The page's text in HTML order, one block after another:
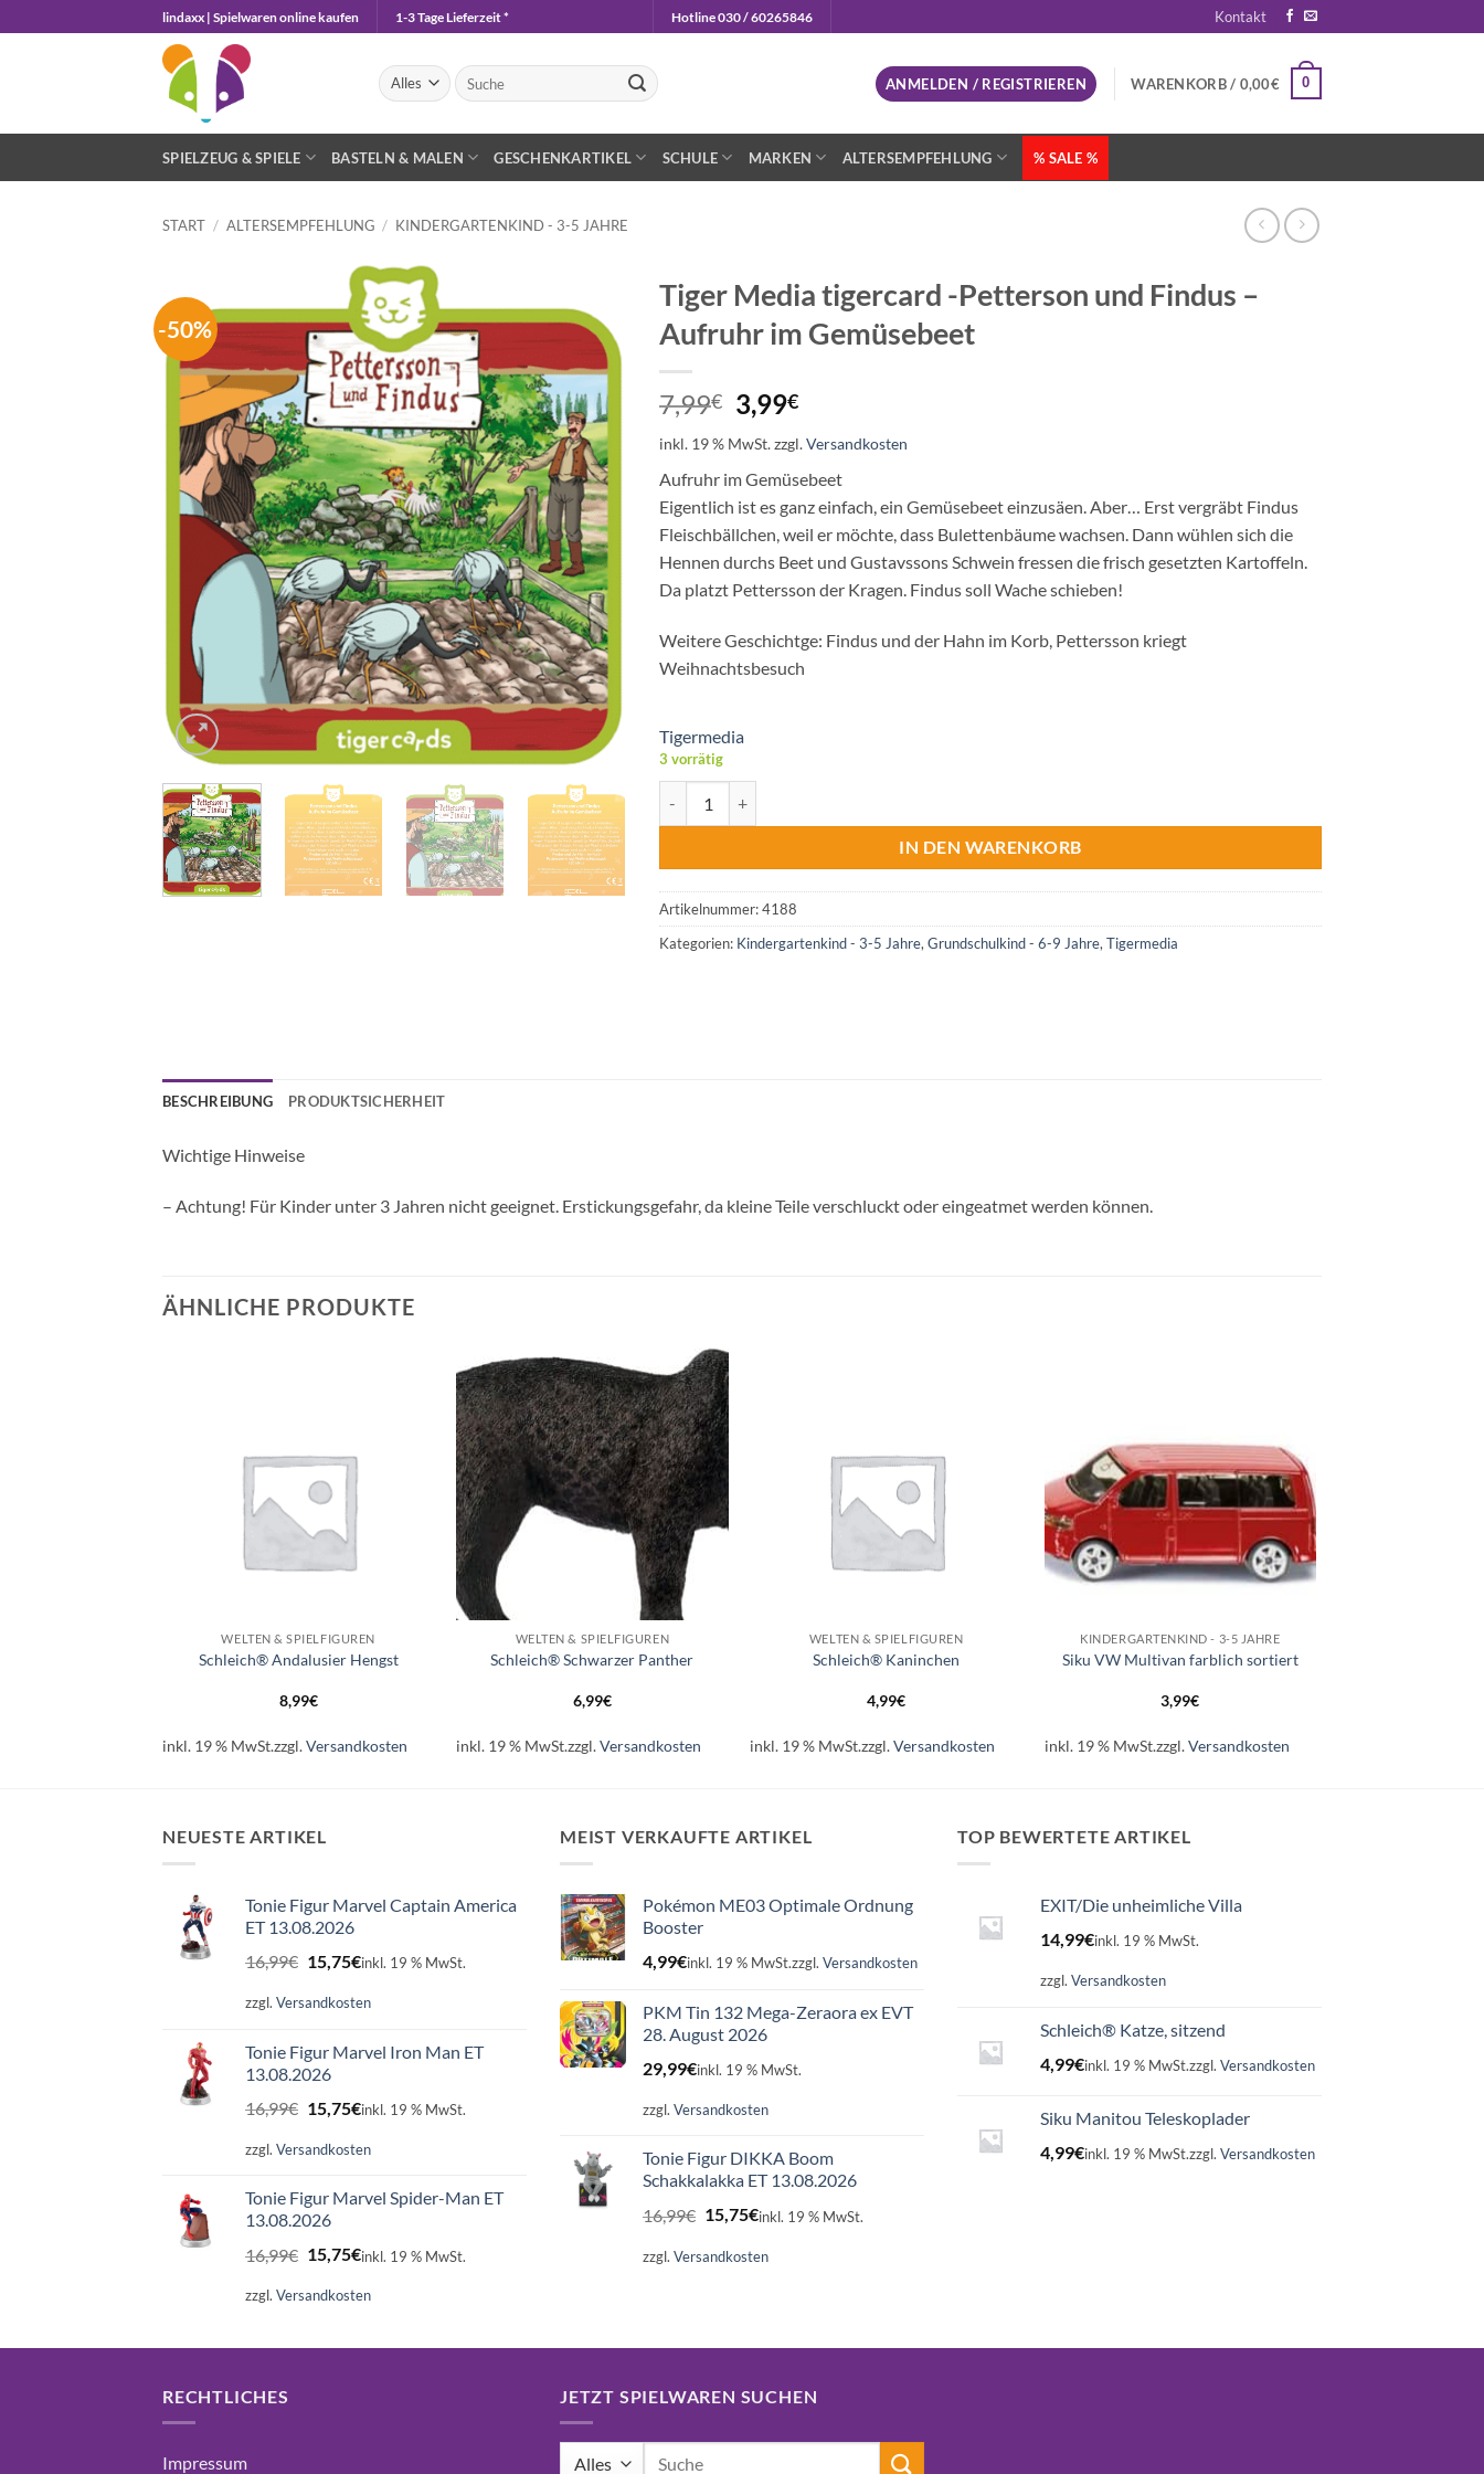
Inhalt
lindaxx | Spielwaren online kaufen 1-3 Tage Lieferzeit * Hotline 030 / 60265846 Kontakt
Suchen
nach:
ANMELDEN / REGISTRIEREN WARENKORB / 0,00€ 0
SPIELZEUG & SPIELE BASTELN & MALEN GESCHENKARTIKEL SCHULE MARKEN ALTERSEMPFEHLUNG % SALE %
START / ALTERSEMPFEHLUNG / KINDERGARTENKIND - 3-5 JAHRE
-50%
Auf die
Wunschliste
Tiger Media tigercard -Petterson und Findus –
Aufruhr im Gemüsebeet
7,99€ Ursprünglicher
Preis
war:
7,99€
3,99€Aktueller
ist:
3,99€.
inkl. 19 % MwSt.zzgl.Versandkosten
Aufruhr im Gemüsebeet
Eigentlich ist es ganz einfach, ein Gemüsebeet einzusäen. Aber… Erst vergräbt Findus
Fleischbällchen, weil er möchte, dass Bulettenbäume wachsen. Dann wühlen sich die
Hennen durchs Beet und Gustavssons Schwein fressen die frisch gesetzten Kartoffeln.
Da platzt Pettersson der Kragen. Findus soll Wache schieben!
Weitere Geschichtge: Findus und der Hahn im Korb, Pettersson kriegt
Weihnachtsbesuch
Tigermedia
3 vorrätig
IN DEN WARENKORB
Artikelnummer:4188
Kategorien: Kindergartenkind - 3-5 Jahre,Grundschulkind - 6-9 Jahre,Tigermedia
BESCHREIBUNG PRODUKTSICHERHEIT
Wichtige Hinweise
– Achtung! Für Kinder unter 3 Jahren nicht geeignet. Erstickungsgefahr, da kleine Teile verschluckt oder eingeatmet werden können.
ÄHNLICHE PRODUKTE
WELTEN & SPIELFIGUREN
Schleich® Andalusier Hengst
8,99€
inkl. 19 % MwSt.zzgl.Versandkosten
Auf die
Wunschliste
WELTEN & SPIELFIGUREN
Schleich® Schwarzer Panther
6,99€
inkl. 19 % MwSt.zzgl.Versandkosten
WELTEN & SPIELFIGUREN
Schleich® Kaninchen
4,99€
inkl. 19 % MwSt.zzgl.Versandkosten
KINDERGARTENKIND - 3-5 JAHRE
Siku VW Multivan farblich sortiert
3,99€
inkl. 19 % MwSt.zzgl.Versandkosten
NEUESTE ARTIKEL
Tonie Figur Marvel Captain America
ET 13.08.2026
16,99€ Ursprünglicher
Preis
war:
15,75€Aktueller
ist:
inkl. 19 % MwSt.
zzgl. Versandkosten
Tonie Figur Marvel Iron Man ET
13.08.2026
16,99€ Ursprünglicher
Preis
war:
15,75€Aktueller
ist:
inkl. 19 % MwSt.
zzgl. Versandkosten
Tonie Figur Marvel Spider-Man ET
13.08.2026
16,99€ Ursprünglicher
Preis
war:
15,75€Aktueller
ist:
inkl. 19 % MwSt.
zzgl. Versandkosten
MEIST VERKAUFTE ARTIKEL
Pokémon ME03 Optimale Ordnung
Booster
4,99€inkl. 19 % MwSt.zzgl. Versandkosten
PKM Tin 132 Mega-Zeraora ex EVT
28. August 2026
29,99€inkl. 19 % MwSt.
zzgl. Versandkosten
Tonie Figur DIKKA Boom
Schakkalakka ET 13.08.2026
16,99€ Ursprünglicher
war:
15,75€Aktueller
ist:
inkl. 19 % MwSt.
zzgl. Versandkosten
TOP BEWERTETE ARTIKEL
EXIT/Die unheimliche Villa
14,99€inkl. 19 % MwSt.
zzgl. Versandkosten
Schleich® Katze, sitzend
4,99€inkl. 19 % MwSt.zzgl. Versandkosten
Siku Manitou Teleskoplader
4,99€inkl. 19 % MwSt.zzgl. Versandkosten
RECHTLICHES
Impressum
JETZT SPIELWAREN SUCHEN